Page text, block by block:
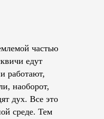
частью
едут
работают,
наоборот,
дух. Все это
среде. Тем